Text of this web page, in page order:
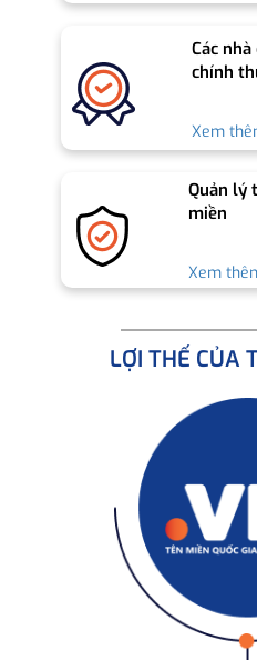
Các
chính
Xem
Quản lý
miền
Xem
LỢI THẾ CỦA